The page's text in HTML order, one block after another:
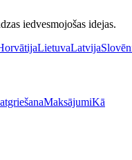
iedvesmojošas idejas.
LietuvaLatvija
MaksājumiKā